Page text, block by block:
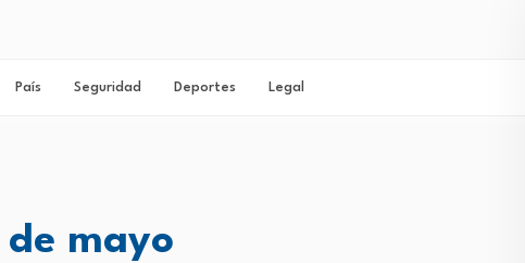
País Seguridad Deportes Legal
de mayo